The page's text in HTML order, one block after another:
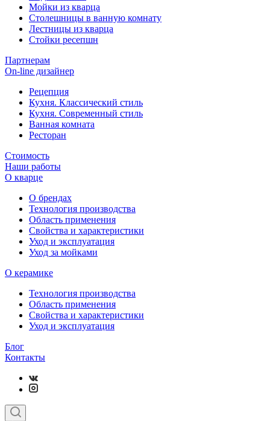
Мойки из кварца
Столешницы в ванную комнату
Лестницы из кварца
Стойки ресепшн
Партнерам
On-line дизайнер
Рецепция
Кухня. Классический стиль
Кухня. Современный стиль
Ванная комната
Ресторан
Стоимость
Наши работы
О кварце
О брендах
Технология производства
Область применения
Свойства и характеристики
Уход и эксплуатация
Уход за мойками
О керамике
Технология производства
Область применения
Свойства и характеристики
Уход и эксплуатация
Блог
Контакты